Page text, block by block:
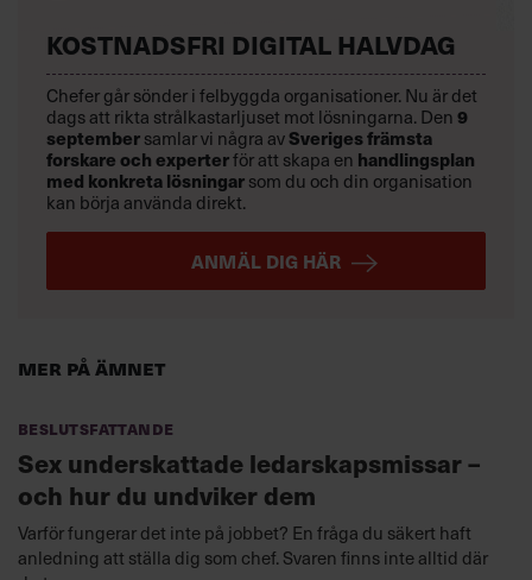
Mer på ämnet
Beslutsfattande
Sex underskattade ledarskapsmissar –
och hur du undviker dem
Varför fungerar det inte på jobbet? En fråga du säkert haft
anledning att ställa dig som chef. Svaren finns inte alltid där
KOSTNADSFRI DIGITAL HALVDAG
Chefer går sönder i felbyggda organisationer. Nu är det
dags att rikta strålkastarljuset mot lösningarna. Den 9
september samlar vi några av Sveriges främsta
forskare och experterför att skapa en handlingsplan
med konkreta lösningar som du och din organisation
kan börja använda direkt.
ANMÄL DIG HÄR